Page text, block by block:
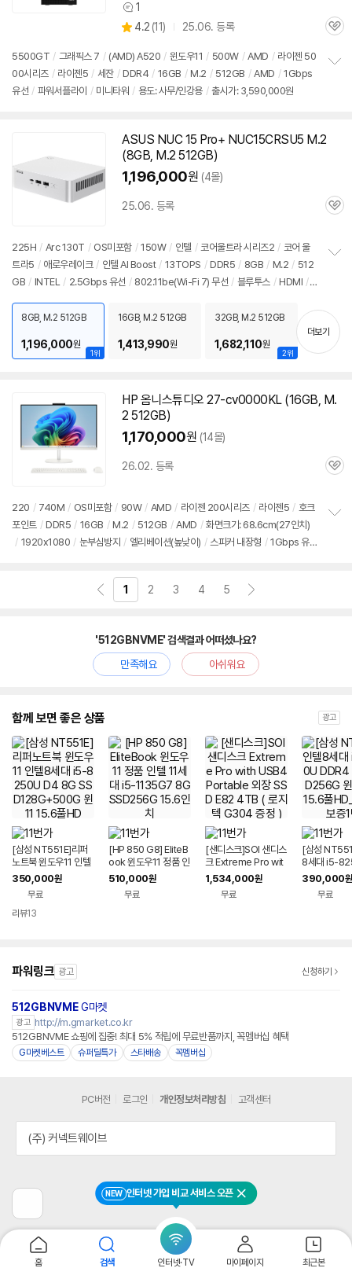
상
품
견
1
별
점
4.2 (상
리
뷰
11) 25.06. 등록
관
5500GT / 그래픽스 7 / (AMD) A520 / 윈도우11 / 500W / AMD / 라이젠 50
00시리즈 / 라이젠5 / 세잔 / DDR4 / 16GB / M.2 / 512GB / AMD / 1Gbps
유선 / 파워서플라이 / 미니타워 / 용도: 사무/인강용 / 출시가: 3,590,000원
ASUS NUC 15 Pro+ NUC15CRSU5 M.2
(8GB, M.2 512GB)
1,196,000원 (4몰)
25.06. 등록
관
225H / Arc 130T / OS미포함 / 150W / 인텔 / 코어울트라 시리즈2 / 코어 울
트라5 / 애로우레이크 / 인텔 AI Boost / 13TOPS / DDR5 / 8GB / M.2 / 512
GB / INTEL / 2.5Gbps 유선 / 802.11be(Wi-Fi 7) 무선 / 블루투스 / HDMI /
사무/인강용 / 출시가: 3,590,000원
기
1위
8GB, M.2 512GB
1,196,000원
16GB, M.2 512GB
1,413,990원
2위
32GB, M.2 512GB
1,682,110원
더보기
HP 옴니스튜디오 27-cv0000KL (16GB, M.
2 512GB)
1,170,000원 (14몰)
26.02. 등록
관
220 / 740M / OS미포함 / 90W / AMD / 라이젠 200시리즈 / 라이젠5 / 호크
포인트 / DDR5 / 16GB / M.2 / 512GB / AMD / 화면크기: 68.6cm(27인치)
/ 1920x1080 / 눈부심방지 / 엘리베이션(높낮이) / 스피커 내장형 / 1Gbps 유
마이크 내장
1 2 3 4 5
'512GBNVME' 검색결과 어떠셨나요?
만족해요
아쉬워요
함께 보면 좋은 상품 광고
[삼성 NT551E]리퍼
노트북 윈도우11 인텔
8세대 i5-8250U D4
8G SSD128G+500
G 윈11 15.6풀HD
350,000원
무료
리뷰13
[HP 850 G8] EliteB
ook 윈도우11 정품 인
텔 11세대 i5-1135G
7 8G SSD256G 15.
6인치
510,000원
무료
[샌디스크]SOI 샌디스
크 Extreme Pro wit
h USB4 Portable 외
장 SSD E82 4TB (
로지텍 G304 증정 )
1,534,000원
무료
[삼성
8세대 i5-
R4 8G
윈도우11
배터리 보증1
390,000원
무료
파워링크 광고 신청하기
512GBNVMEG마켓
광고 http://m.gmarket.co.kr
512GBNVME 쇼핑에 집중! 최대 5% 적립에 무료반품까지, 꼭멤버십 혜택
G마켓베스트 슈퍼딜특가 스타배송 꼭멤버십
전
페
이
지
NEW 인터넷 가입 비교 서비스 오픈 닫기
홈 검색 인터넷·TV 마이페이지 최근본
PC버전 로그인 개인정보처리방침 고객센터
(주) 커넥트웨이브